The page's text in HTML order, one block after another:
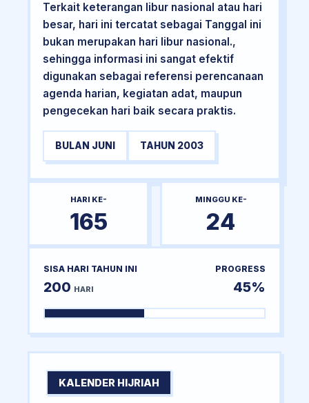
Terkait keterangan libur nasional atau hari
besar, hari ini tercatat sebagai Tanggal ini
bukan merupakan hari libur nasional.,
sehingga informasi ini sangat efektif
digunakan sebagai referensi perencanaan
agenda harian, kegiatan adat, maupun
pengecekan hari baik secara praktis.
BULAN JUNI TAHUN 2003
HARI KE-
165
MINGGU KE-
24
SISA HARI TAHUN INI
200 HARI
PROGRESS
45%
KALENDER HIJRIAH